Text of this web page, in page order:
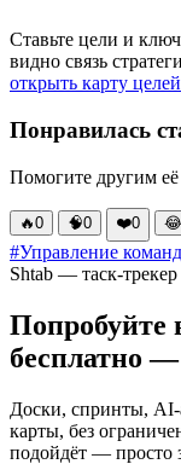
Ставьте цели и
видно связь
открыть карту целей
Понравилась
Помогите другим
🔥0 🧠0 ❤️0 😂
#Управление
Shtab — таск-
Попробуйте
бесплатно
Доски, спринты, AI-
карты, без
подойдёт — просто